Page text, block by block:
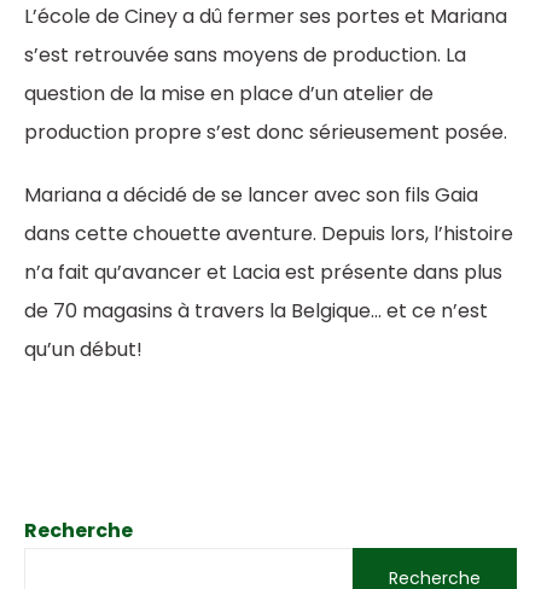
Recherche
Recherche
L’école de Ciney a dû fermer ses portes et Mariana
s’est retrouvée sans moyens de production. La
question de la mise en place d’un atelier de
production propre s’est donc sérieusement posée.
Mariana a décidé de se lancer avec son fils Gaia
dans cette chouette aventure. Depuis lors, l’histoire
n’a fait qu’avancer et Lacia est présente dans plus
de 70 magasins à travers la Belgique… et ce n’est
qu’un début!